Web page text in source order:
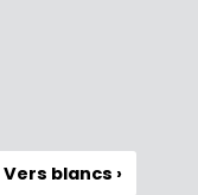
Vers blancs ›